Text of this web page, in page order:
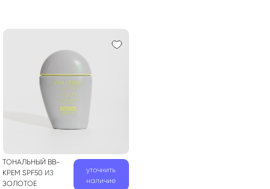
ТОНАЛЬНЫЙ ВВ-
КРЕМ SPF50 ИЗ
ЗОЛОТОЕ
уточнить
наличие